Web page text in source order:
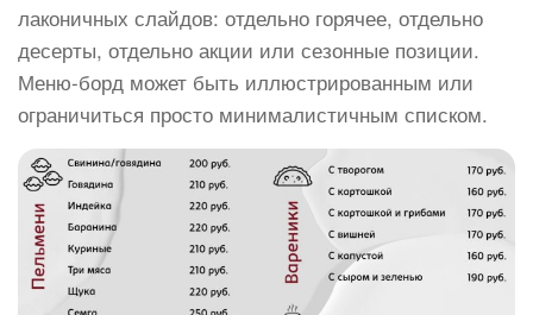
лаконичных слайдов: отдельно горячее, отдельно
десерты, отдельно акции или сезонные позиции.
Меню-борд может быть иллюстрированным или
ограничиться просто минималистичным списком.